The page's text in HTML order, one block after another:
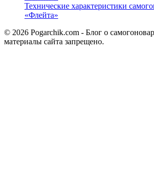
Технические характеристики
«Флейта»
© 2026 Pogarchik.com - Блог о
материалы сайта запрещено.